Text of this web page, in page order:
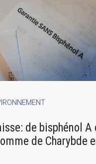
de bisphénol A
de Charybde